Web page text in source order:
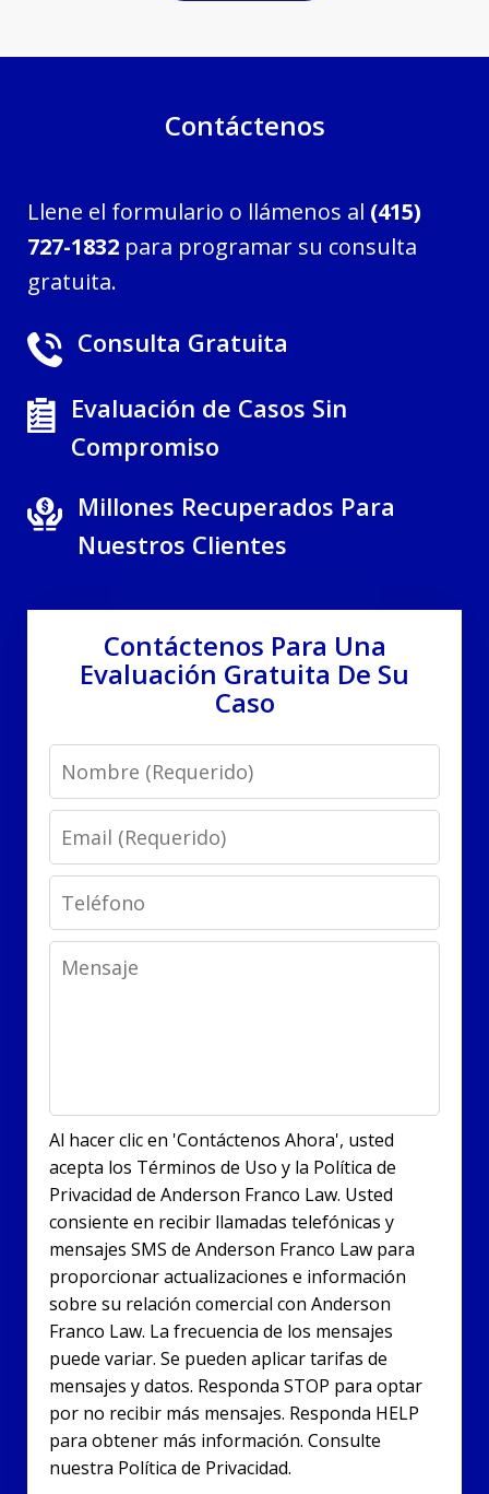
Contáctenos
Llene el formulario o llámenos al (415)
727-1832 para programar su consulta
gratuita.
Consulta Gratuita
Evaluación de Casos Sin
Compromiso
Millones Recuperados Para
Nuestros Clientes
Contáctenos Para Una
Evaluación Gratuita De Su
Caso
Name
Email
Phone
Message
Al hacer clic en 'Contáctenos Ahora', usted
acepta los Términos de Uso y la Política de
Privacidad de Anderson Franco Law. Usted
consiente en recibir llamadas telefónicas y
mensajes SMS de Anderson Franco Law para
proporcionar actualizaciones e información
sobre su relación comercial con Anderson
Franco Law. La frecuencia de los mensajes
puede variar. Se pueden aplicar tarifas de
mensajes y datos. Responda STOP para optar
por no recibir más mensajes. Responda HELP
para obtener más información. Consulte
nuestra Política de Privacidad.